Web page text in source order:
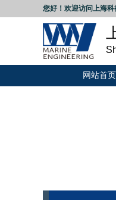
您好！欢迎访问上海科
网站首页